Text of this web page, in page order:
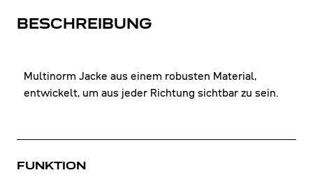
BESCHREIBUNG
Multinorm Jacke aus einem robusten Material,
entwickelt, um aus jeder Richtung sichtbar zu sein.
FUNKTION